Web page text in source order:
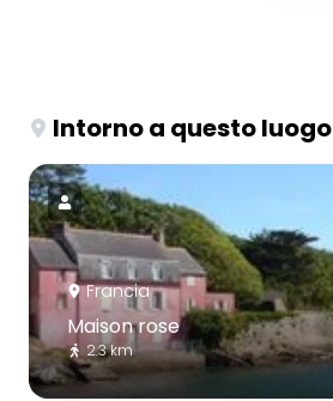
Intorno a questo luogo
Francia
Maison rose
2.3 km